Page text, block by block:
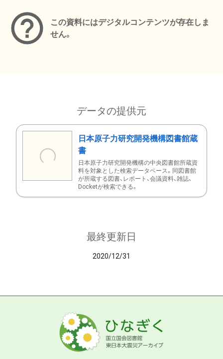
この資料にはデジタルコンテンツが存在しま
せん。
データの提供元
日本原子力研究開発機構図書館蔵
書
日本原子力研究開発機構の中央図書館所蔵資
料を対象とした検索データベース。同図書館
が所蔵する図書、レポート、会議資料、雑誌、
Docketが検索できる。
最終更新日
2020/12/31